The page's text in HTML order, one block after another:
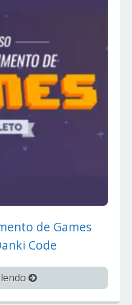
de Games
Code